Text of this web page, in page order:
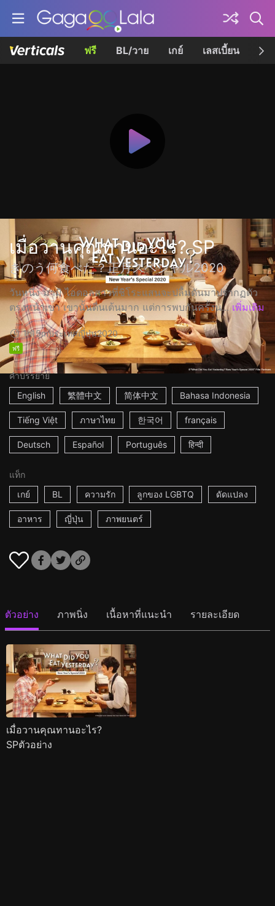
ฟรี BL/วาย เกย์ เลสเบี้ยน เค
เมื่อวานคุณทานอะไร? SP
きのう何食べた？正月スペシャル2020
วันหนึ่ง มามิ ไอดอลสาวที่ชิโระแสนจะปลื้มดันมาปรากฏตัว
ตรงหน้าเขา เขานั้นตื่นเต้นมาก แต่การพบกันครั้งน... เพิ่มเติม
1h15mประเทศญี่ปุ่น2020
ฟรี
คำบรรยาย
English
繁體中文 简体中文 Bahasa Indonesia
Tiếng Việt ภาษาไทย 한국어 français
Deutsch Español Português हिन्दी
แท็ก
เกย์
BL ความรัก ลูกของ LGBTQ ดัดแปลง
อาหาร ญี่ปุ่น ภาพยนตร์
ตัวอย่าง ภาพนิ่ง เนื้อหาที่แนะนำ รายละเอียด
เมื่อวานคุณทานอะไร?
SPตัวอย่าง